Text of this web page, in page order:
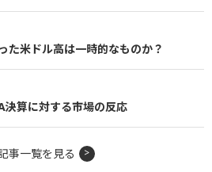
た米ドル高は一時的なものか？
決算に対する市場の反応
事一覧を見る